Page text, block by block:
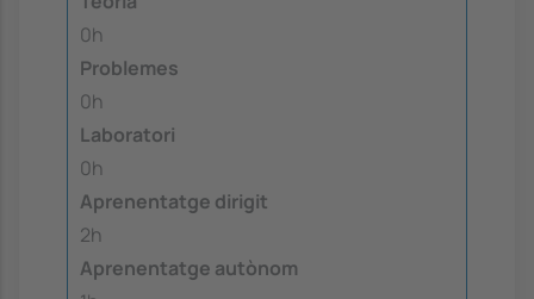
0h
Problemes
0h
Laboratori
0h
Aprenentatge dirigit
2h
Aprenentatge autònom